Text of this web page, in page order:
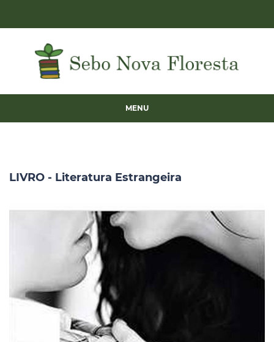
MENU
LIVRO - Literatura Estrangeira